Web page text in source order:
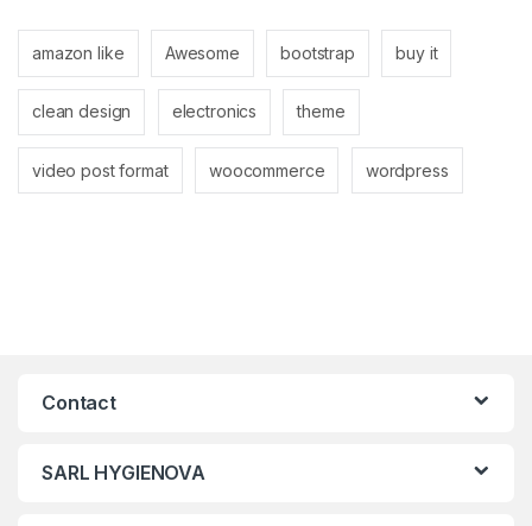
amazon like Awesome bootstrap buy it
clean design electronics theme
video post format woocommerce wordpress
Contact
SARL HYGIENOVA